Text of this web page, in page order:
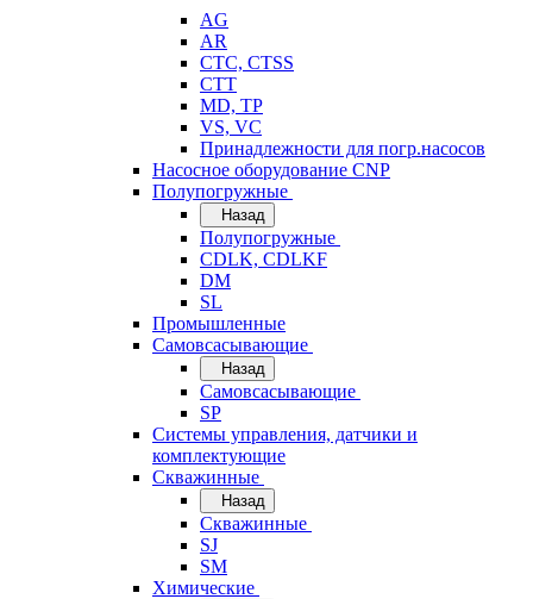
AG
AR
CTC, CTSS
CTT
MD, TP
VS, VC
Принадлежности для погр.насосов
Насосное оборудование CNP
Полупогружные
Назад
Полупогружные
CDLK, CDLKF
DM
SL
Промышленные
Самовсасывающие
Назад
Самовсасывающие
SP
Системы управления, датчики и
комплектующие
Скважинные
Назад
Скважинные
SJ
SM
Химические